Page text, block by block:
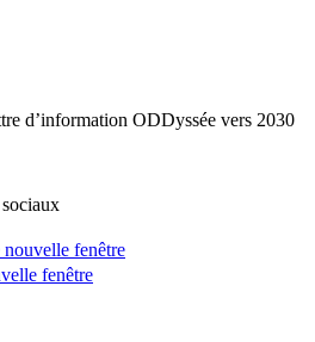
d’information ODDyssée vers 2030
fenêtre
fenêtre